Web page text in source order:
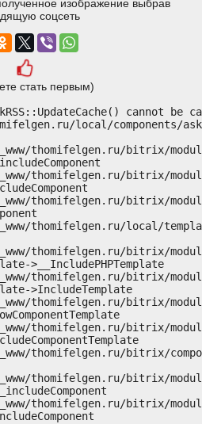
изображение выбрав
соцсеть
стать первым)
cannot
local/components/
>__IncludePHPTemplate
>IncludeTemplate